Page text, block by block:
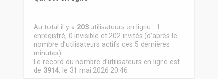
Au total il y a 203utilisateurs en ligne : 1
enregistré, 0 invisible et 202 invités (d’après le
nombre d’utilisateurs actifs ces 5 dernières
minutes)
Le record du nombre d’utilisateurs en ligne est
de 3914, le 31 mai 2026 20:46